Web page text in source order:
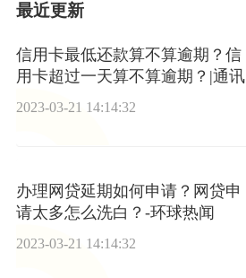
最近更新
信用卡最低还款算不算逾期？信
用卡超过一天算不算逾期？|通讯
2023-03-21 14:14:32
办理网贷延期如何申请？网贷申
请太多怎么洗白？-环球热闻
2023-03-21 14:14:32